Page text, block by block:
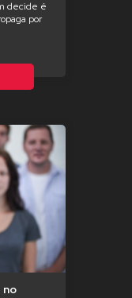
decide é
por
no